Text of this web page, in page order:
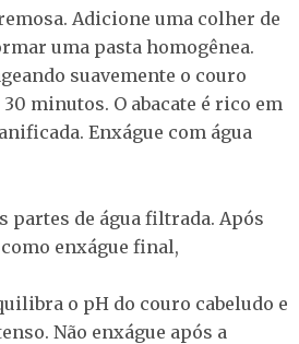
Adicione uma colher de
uma pasta homogênea.
suavemente o couro
minutos. O abacate é rico em
Enxágue com água
partes de água filtrada. Após
enxágue final,
o pH do couro cabeludo e
Não enxágue após a